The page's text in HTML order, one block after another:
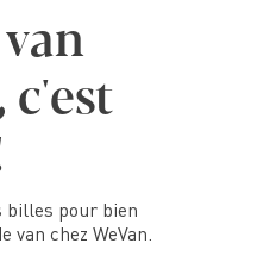
van
c'est
billes pour bien
van chez WeVan.